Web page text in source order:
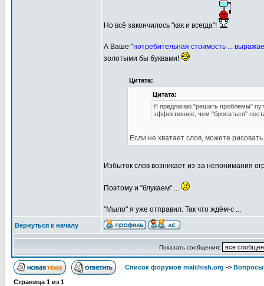
Но всё закончилось "как и всегда"!
А Ваше "потребительная стоимость ...
золотыми бы буквами!
Цитата:
Цитата:
Я предлагаю "решать проблемы"
эффективнее, чем "бросаться"
Если не хватает слов, можете
Избыток слов возникает из-за непонимания
Поэтому и "блукаем" ...
"Мыло" я уже отправил. Так что ждём-с ...
Вернуться к началу
Показать сообщения:
Список форумов malchish.org -> Вопросы
Страница 1 из 1